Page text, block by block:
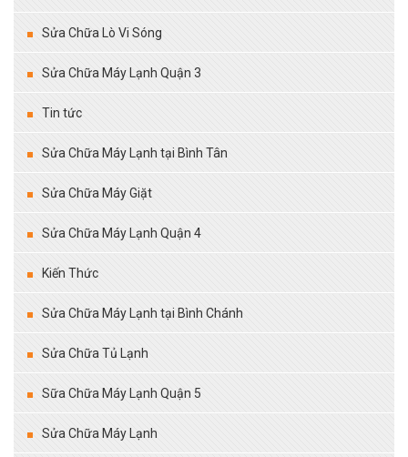
Sửa Chữa Lò Vi Sóng
Sửa Chữa Máy Lạnh Quận 3
Tin tức
Sửa Chữa Máy Lạnh tại Bình Tân
Sửa Chữa Máy Giặt
Sửa Chữa Máy Lạnh Quận 4
Kiến Thức
Sửa Chữa Máy Lạnh tại Bình Chánh
Sửa Chữa Tủ Lạnh
Sữa Chữa Máy Lạnh Quận 5
Sửa Chữa Máy Lạnh